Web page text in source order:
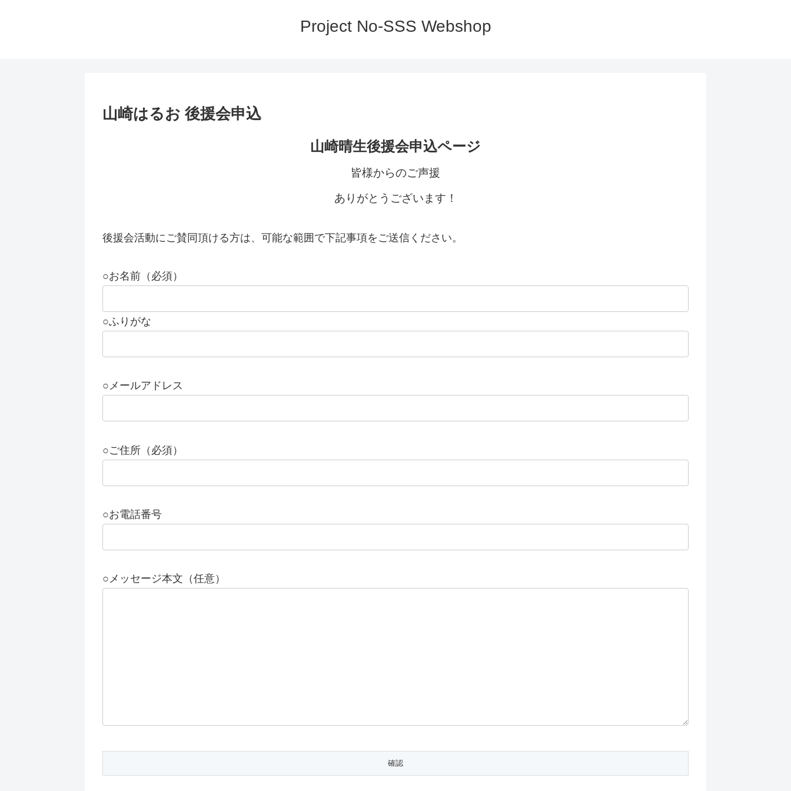
Project No-SSS Webshop
山崎はるお 後援会申込
山崎晴生後援会申込ページ
皆様からのご声援
ありがとうございます！
後援会活動にご賛同頂ける方は、可能な範囲で下記事項をご送信ください。
○お名前（必須）
○ふりがな
○メールアドレス
○ご住所（必須）
○お電話番号
○メッセージ本文（任意）